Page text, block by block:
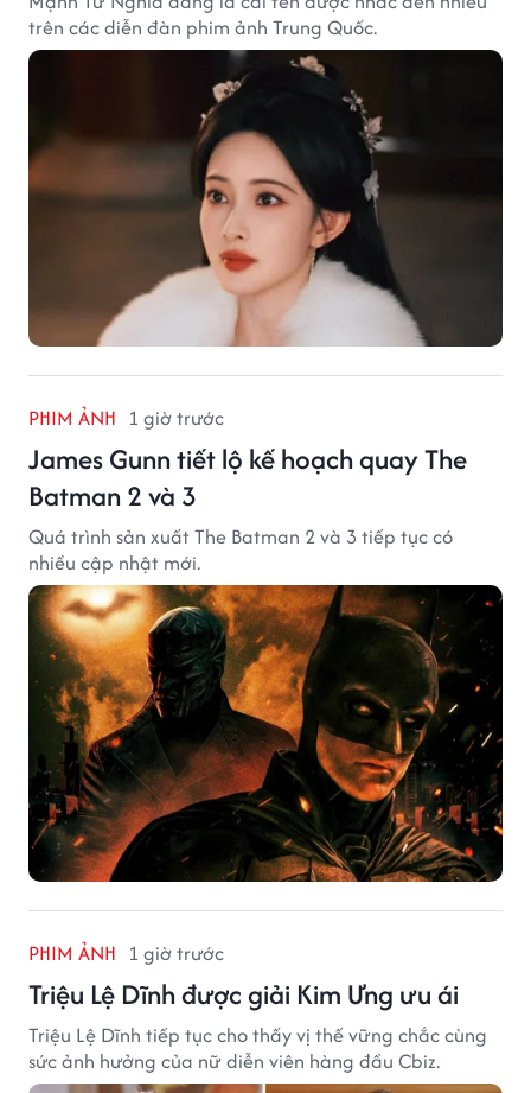
trên các diễn đàn phim ảnh Trung Quốc.
PHIM ẢNH 1 giờ trước
James Gunn tiết lộ kế hoạch quay The
Batman 2 và 3
Quá trình sản xuất The Batman 2 và 3 tiếp tục có
nhiều cập nhật mới.
PHIM ẢNH 1 giờ trước
Triệu Lệ Dĩnh được giải Kim Ưng ưu ái
Triệu Lệ Dĩnh tiếp tục cho thấy vị thế vững chắc cùng
sức ảnh hưởng của nữ diễn viên hàng đầu Cbiz.